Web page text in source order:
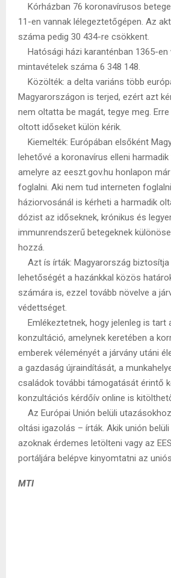
Kórházban 76 koronavírusos
11-en vannak lélegeztetőgépen. Az
száma pedig 30 434-re csökkent.
Hatósági házi karanténban 1365-en
mintavételek száma 6 348 148.
Közölték: a delta variáns több
Magyarországon is terjed, ezért azt
nem oltatta be magát, tegye meg.
oltott időseket külön kérik.
Kiemelték: Európában elsőként
lehetővé a koronavírus elleni
amelyre az eeszt.gov.hu honlapon
foglalni. Aki nem tud interneten
háziorvosánál is kérheti a harmadik
dózist az időseknek, krónikus és
immunrendszerű betegeknek
hozzá.
Azt ís írták: Magyarország biztosítja
lehetőségét a hazánkkal közös
számára is, ezzel tovább növelve a
védettséget.
Emlékeztetnek, hogy jelenleg is tart
konzultáció, amelynek keretében a
emberek véleményét a járvány utáni
a gazdaság újraindítását, a
családok további támogatását érintő
konzultációs kérdőív online is
Az Európai Unión belüli
oltási igazolás – írták. Akik unión
azoknak érdemes letölteni vagy az
portáljára belépve kinyomtatni az
MTI